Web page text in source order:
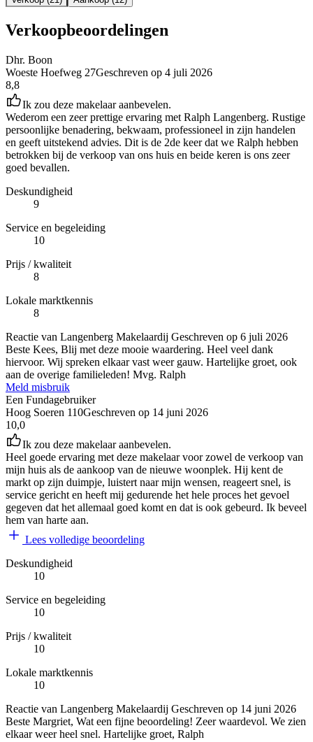
Verkoopbeoordelingen
Dhr. Boon
Woeste Hoefweg 27Geschreven op 4 juli 2026
8,8
Ik zou deze makelaar aanbevelen.
Wederom een zeer prettige ervaring met Ralph Langenberg. Rustige
persoonlijke benadering, bekwaam, professioneel in zijn handelen
en geeft uitstekend advies. Dit is de 2de keer dat we Ralph hebben
betrokken bij de verkoop van ons huis en beide keren is ons zeer
goed bevallen.
Deskundigheid
9
Service en begeleiding
10
Prijs / kwaliteit
8
Lokale marktkennis
8
Reactie van Langenberg Makelaardij Geschreven op 6 juli 2026
Beste Kees, Blij met deze mooie waardering. Heel veel dank
hiervoor. Wij spreken elkaar vast weer gauw. Hartelijke groet, ook
aan de overige familieleden! Mvg. Ralph
Meld misbruik
Een Fundagebruiker
Hoog Soeren 110Geschreven op 14 juni 2026
10,0
Ik zou deze makelaar aanbevelen.
Heel goede ervaring met deze makelaar voor zowel de verkoop van
mijn huis als de aankoop van de nieuwe woonplek. Hij kent de
markt op zijn duimpje, luistert naar mijn wensen, reageert snel, is
service gericht en heeft mij gedurende het hele proces het gevoel
gegeven dat het allemaal goed komt en dat is ook gebeurd. Ik beveel
hem van harte aan.
Lees volledige beoordeling
Deskundigheid
10
Service en begeleiding
10
Prijs / kwaliteit
10
Lokale marktkennis
10
Reactie van Langenberg Makelaardij Geschreven op 14 juni 2026
Beste Margriet, Wat een fijne beoordeling! Zeer waardevol. We zien
elkaar weer heel snel. Hartelijke groet, Ralph